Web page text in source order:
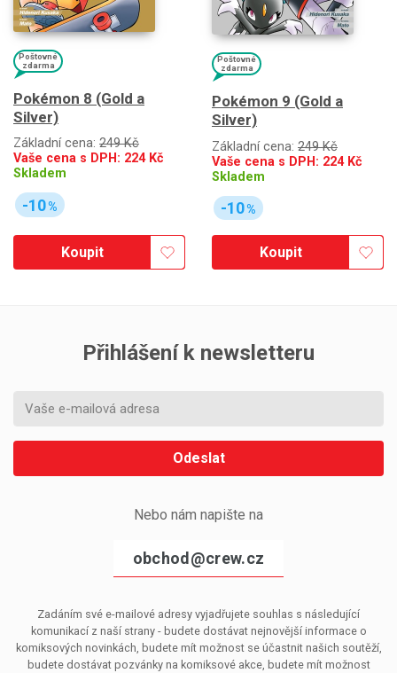
Poštovné
zdarma
Pokémon 8 (Gold a
Silver)
Základní cena: 249 Kč
Vaše cena s DPH: 224Kč
Skladem
-10%
Koupit
Poštovné
zdarma
Pokémon 9 (Gold a
Silver)
Základní cena: 249 Kč
Vaše cena s DPH: 224Kč
Skladem
-10%
Koupit
Přihlášení k newsletteru
Odeslat
Nebo nám napište na
obchod@crew.cz
Zadáním své e-mailové adresy vyjadřujete souhlas s následující
komunikací z naší strany - budete dostávat nejnovější informace o
komiksových novinkách, budete mít možnost se účastnit našich soutěží,
budete dostávat pozvánky na komiksové akce, budete mít možnost